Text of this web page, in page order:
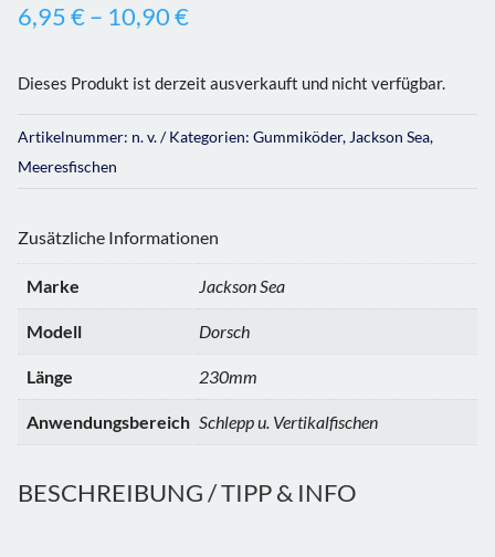
6,95€– 10,90€
Dieses Produkt ist derzeit ausverkauft und nicht verfügbar.
Artikelnummer: n. v. Kategorien: Gummiköder, Jackson Sea,
Meeresfischen
Zusätzliche Informationen
Marke Jackson Sea
Modell Dorsch
Länge 230mm
Anwendungsbereich Schlepp u. Vertikalfischen
BESCHREIBUNG / TIPP & INFO